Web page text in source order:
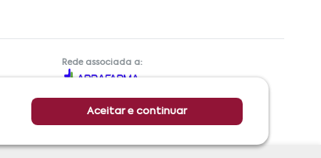
Aceitar e continuar
Rede associada a: